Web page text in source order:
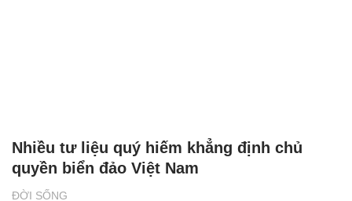
ĐỜI SỐNG
Nhiều tư liệu quý hiếm khẳng định chủ
quyền biển đảo Việt Nam